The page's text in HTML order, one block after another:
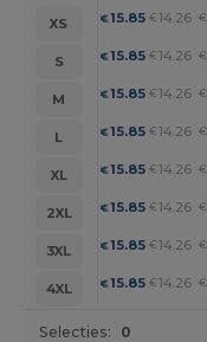
XS €15.85 € 14.26 €
S
€15.85 € 14.26 €
M
€15.85 € 14.26 €
L
€15.85 € 14.26 €
XL
€15.85 € 14.26 €
2XL
€15.85 € 14.26 €
3XL
€15.85 € 14.26 €
4XL
€15.85 € 14.26 €
Selecties: 0